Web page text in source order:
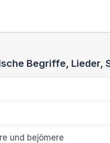
Begriffe, Lieder,
und bejömere